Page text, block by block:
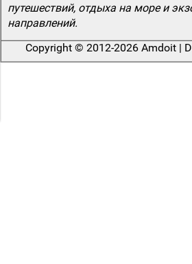
путешествий, отдыха на море и
направлений.
Copyright © 2012-2026 Amdoit |